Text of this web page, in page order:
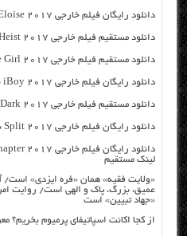
دانلود رایگان فیلم خارجی Eloise 2017 با لینک مستقیم
دانلود مستقیم فیلم خارجی Essex Heist 2017 از سرور سایت
دانلود مستقیم فیلم خارجی Get the Girl 2017 از سرور سایت
دانلود رایگان فیلم خارجی iBoy 2017 با لینک مستقیم
دانلود مستقیم فیلم خارجی Justice League Dark 2017 از سرور سایت
دانلود رایگان فیلم خارجی Split 2017 با لینک مستقیم
لینک مستقیم
«ولایت فقیه» همان «فره ایزدی» است/
عمیق، بزرگ، پاک و الهی است/ روایت
«جهاد تبیین» است
از کجا اکانت اسپاتیفای پرمیوم بخریم؟ معرفی ۴ فروشگاه معتبر